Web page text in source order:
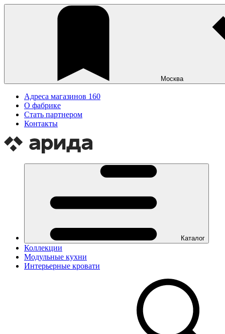
Москва
Адреса магазинов 160
О фабрике
Стать партнером
Контакты
Каталог
Коллекции
Модульные кухни
Интерьерные кровати